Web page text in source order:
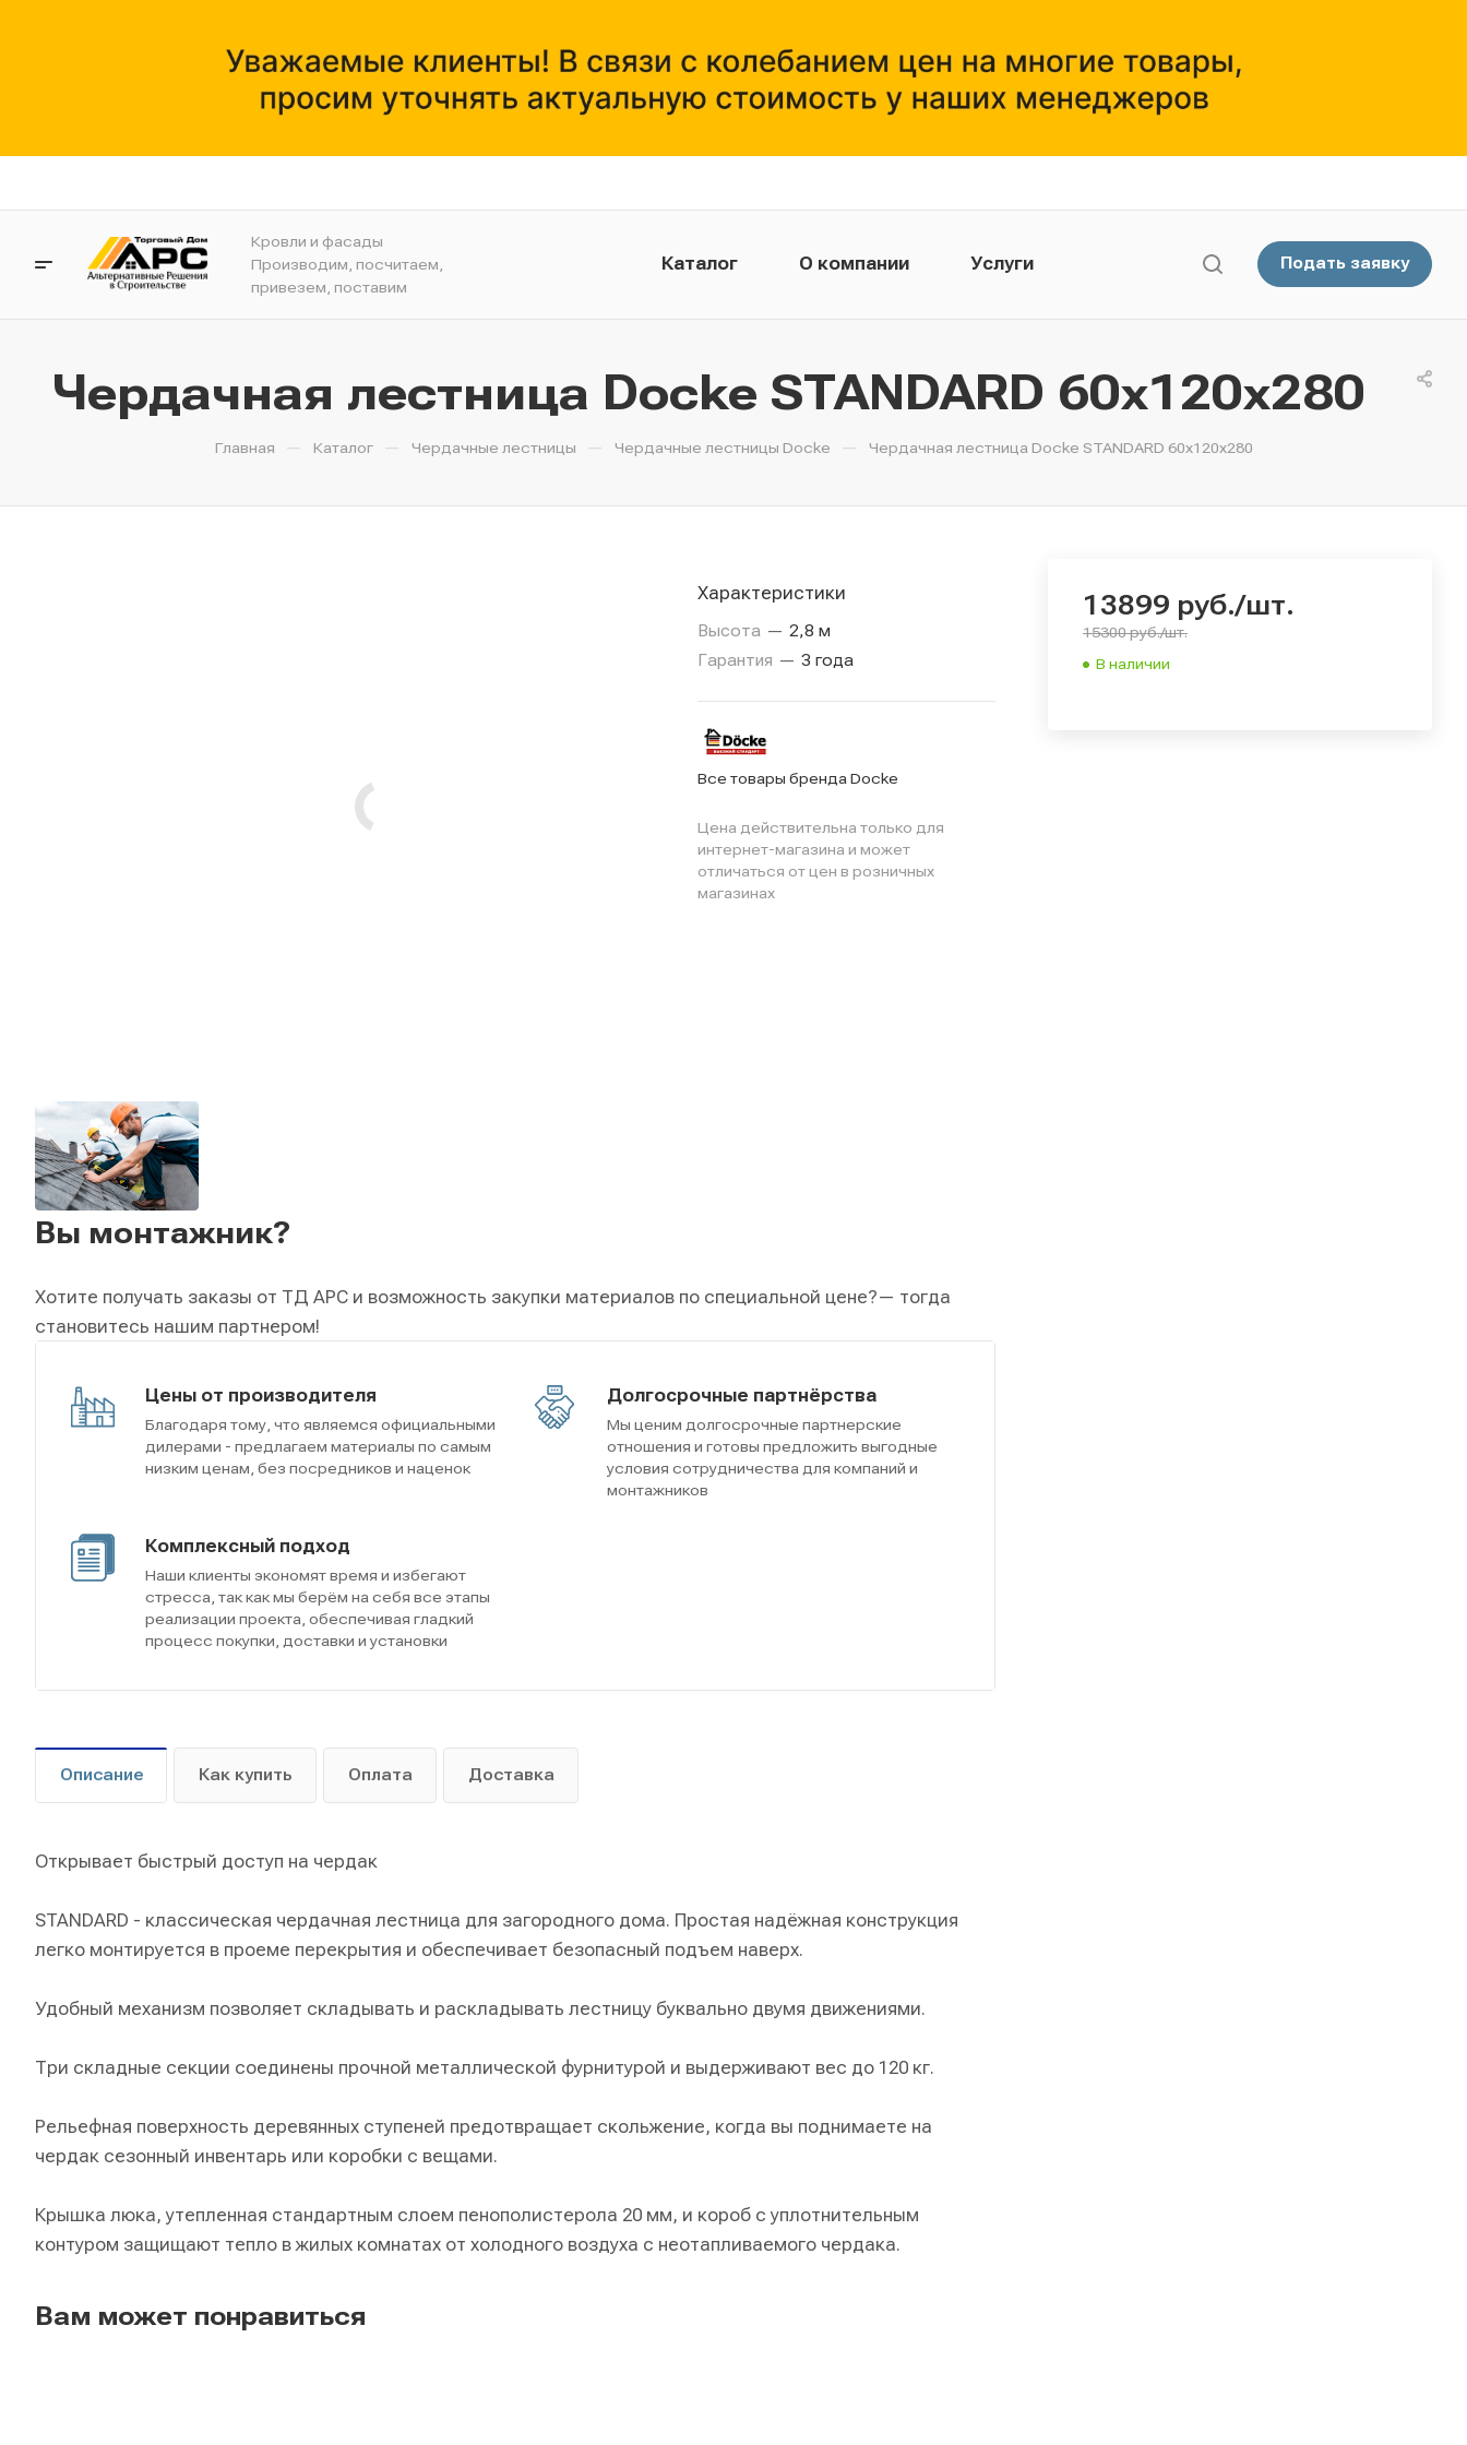
Кровли и фасады
Производим, посчитаем,
привезем, поставим
Каталог О компании Услуги
Монтажникам
Подать заявку
Чердачная лестница Docke STANDARD 60х120х280
Главная — Каталог — Чердачные лестницы — Чердачные лестницы Docke — Чердачная лестница Docke STANDARD 60х120х280
13899 руб./шт.
15300 руб./шт.
В наличии
Характеристики
Высота — 2,8 м
Гарантия — 3 года
Все товары бренда Docke
Цена действительна только для
интернет-магазина и может
отличаться от цен в розничных
магазинах
Вы монтажник?
Хотите получать заказы от ТД АРС и возможность закупки материалов по специальной цене?— тогда
становитесь нашим партнером!
Цены от производителя
Благодаря тому, что являемся официальными
дилерами - предлагаем материалы по самым
низким ценам, без посредников и наценок
Долгосрочные партнёрства
Мы ценим долгосрочные партнерские
отношения и готовы предложить выгодные
условия сотрудничества для компаний и
монтажников
Комплексный подход
Наши клиенты экономят время и избегают
стресса, так как мы берём на себя все этапы
реализации проекта, обеспечивая гладкий
процесс покупки, доставки и установки
Описание Как купить Оплата Доставка
Открывает быстрый доступ на чердак
STANDARD - классическая чердачная лестница для загородного дома. Простая надёжная конструкция
легко монтируется в проеме перекрытия и обеспечивает безопасный подъем наверх.
Удобный механизм позволяет складывать и раскладывать лестницу буквально двумя движениями.
Три складные секции соединены прочной металлической фурнитурой и выдерживают вес до 120 кг.
Рельефная поверхность деревянных ступеней предотвращает скольжение, когда вы поднимаете на
чердак сезонный инвентарь или коробки с вещами.
Крышка люка, утепленная стандартным слоем пенополистерола 20 мм, и короб с уплотнительным
контуром защищают тепло в жилых комнатах от холодного воздуха с неотапливаемого чердака.
Вам может понравиться